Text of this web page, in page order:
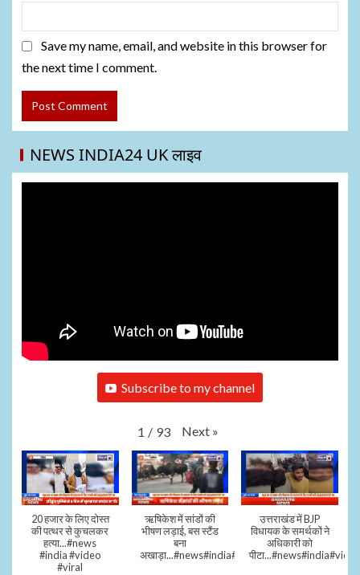
Save my name, email, and website in this browser for
the next time I comment.
NEWS INDIA24 UK लाइव
Subscribe to my channel
1 / 93 Next »
20 हजार के लिए दोस्त
की पत्थर से कुचलकर
हत्या...#news
#india #video
#viral
ऋषिकेश में सांडों की
भीषण लड़ाई, बस स्टैंड
बना
अखाड़ा...#news#india#video#viral
उत्तराखंड में BJP
विधायक के समर्थकों ने
अधिकारी को